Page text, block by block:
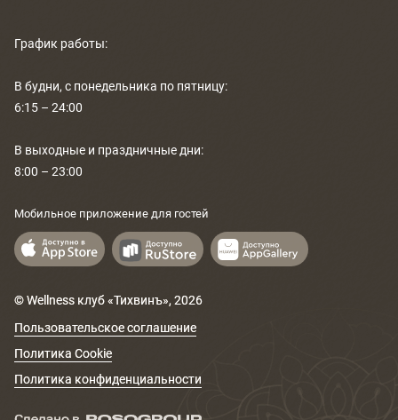
График работы:
В будни, с понедельника по пятницу:
6:15 – 24:00
В выходные и праздничные дни:
8:00 – 23:00
Мобильное приложение для гостей
© Wellness клуб «Тихвинъ», 2026
Пользовательское соглашение
Политика Cookie
Политика конфиденциальности